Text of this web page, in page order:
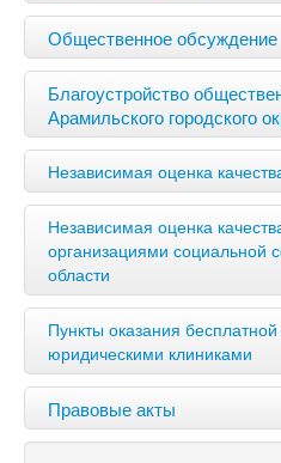
Общественное обсуждение
Благоустройство
Арамильского городского
Независимая оценка
Независимая оценка
организациями социальной
области
Пункты оказания
юридическими клиниками
Правовые акты